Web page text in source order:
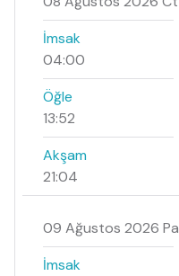
İmsak
04:00
Öğle
13:52
Akşam
21:04
09 Ağustos 2026 Pa
İmsak